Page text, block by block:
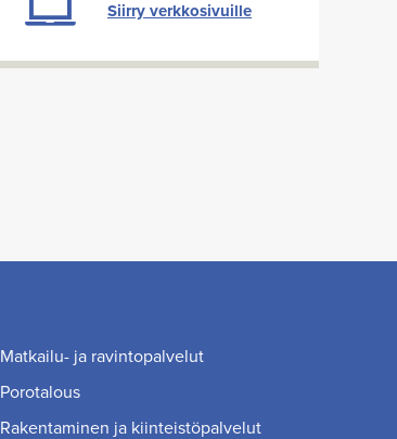
Siirry verkkosivuille
Matkailu- ja ravintopalvelut
Porotalous
Rakentaminen ja kiinteistöpalvelut